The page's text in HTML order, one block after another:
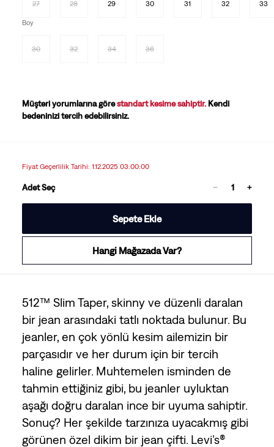
27 28 29 30 31 32 33
Boy
30 32 34 36
Müşteri yorumlarına görestandart kesime sahiptir.Kendi
bedeninizi tercih edebilirsiniz.
Fiyat Geçerlilik Tarihi: 1.12.2025 03:00:00
Adet Seç
Sepete Ekle
Hangi Mağazada Var?
512™ Slim Taper, skinny ve düzenli daralan
bir jean arasındaki tatlı noktada bulunur. Bu
jeanler, en çok yönlü kesim ailemizin bir
parçasıdır ve her durum için bir tercih
haline gelirler. Muhtemelen isminden de
tahmin ettiğiniz gibi, bu jeanler uyluktan
aşağı doğru daralan ince bir uyuma sahiptir.
Sonuç? Her şekilde tarzınıza uyacakmış gibi
görünen özel dikim bir jean çifti. Levi’s®